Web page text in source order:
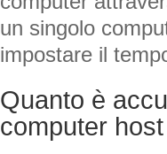
un singolo
impostare il
Quanto è
computer host